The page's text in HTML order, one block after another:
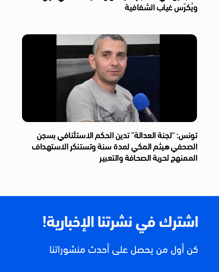
ويُكرّس غياب الشفافية
تونس: “لجنة العدالة” تدين الحكم الاستئنافي بسجن
الصحفي هيثم المكي لمدة سنة وتستنكر الاستهداف
الممنهج لحرية الصحافة والتعبير
اشترك في نشرتنا الإخبارية!
كن أول من يحصل على أحدث منشوراتنا